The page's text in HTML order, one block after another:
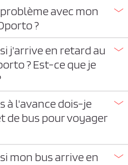
avec mon
?
j'arrive en retard au
? Est-ce que je
à l'avance dois-je
de bus pour voyager
mon bus arrive en